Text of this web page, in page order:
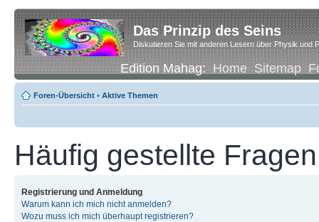
Das Prinzip des Seins
Diskutieren Sie mit anderen Lesern über Physik und
Edition Mahag:Home Sitemap
Foren-Übersicht • Aktive Themen
Häufig gestellte Fragen
Registrierung und Anmeldung
Warum kann ich mich nicht anmelden?
Wozu muss ich mich überhaupt registrieren?